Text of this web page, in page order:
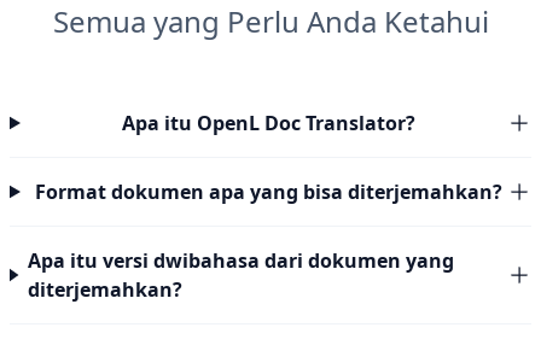
Semua yang Perlu Anda Ketahui
Apa itu OpenL Doc Translator?
Format dokumen apa yang bisa diterjemahkan?
Apa itu versi dwibahasa dari dokumen yang
diterjemahkan?